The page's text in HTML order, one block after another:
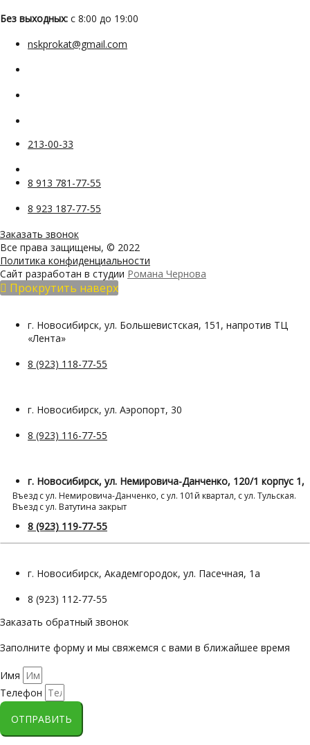
Без выходных: с 8:00 до 19:00
nskprokat@gmail.com
213-00-33
8 913 781-77-55
8 923 187-77-55
Заказать звонок
Все права защищены, © 2022
Политика конфиденциальности
Сайт разработан в студии Романа Чернова
Прокрутить наверх
г. Новосибирск, ул. Большевистская, 151, напротив ТЦ
«Лента»
8 (923) 118-77-55
г. Новосибирск, ул. Аэропорт, 30
8 (923) 116-77-55
г. Новосибирск, ул. Немировича-Данченко, 120/1 корпус 1,
Въезд с ул. Немировича-Данченко, с ул. 101й квартал, с ул. Тульская.
Въезд с ул. Ватутина закрыт
8 (923) 119-77-55
г. Новосибирск, Академгородок, ул. Пасечная, 1а
8 (923) 112-77-55
Заказать обратный звонок
Заполните форму и мы свяжемся с вами в ближайшее время
Имя
Телефон
ОТПРАВИТЬ